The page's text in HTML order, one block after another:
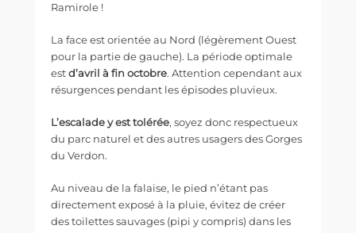
Ramirole !
La face est orientée au Nord (légèrement Ouest
pour la partie de gauche). La période optimale
estd’avril à fin octobre. Attention cependant aux
résurgences pendant les épisodes pluvieux.
L’escalade y est tolérée, soyez donc respectueux
du parc naturel et des autres usagers des Gorges
du Verdon.
Au niveau de la falaise, le pied n’étant pas
directement exposé à la pluie, évitez de créer
des toilettes sauvages (pipi y compris) dans les